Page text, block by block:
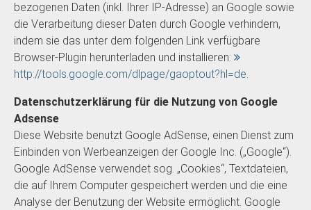
bezogenen Daten (inkl. Ihrer IP-Adresse) an Google sowie
die Verarbeitung dieser Daten durch Google verhindern,
indem sie das unter dem folgenden Link verfügbare
Browser-Plugin herunterladen und installieren:
http://tools.google.com/dlpage/gaoptout?hl=de.
Datenschutzerklärung für die Nutzung von Google
Adsense
Diese Website benutzt Google AdSense, einen Dienst zum
Einbinden von Werbeanzeigen der Google Inc. („Google“).
Google AdSense verwendet sog. „Cookies“, Textdateien,
die auf Ihrem Computer gespeichert werden und die eine
Analyse der Benutzung der Website ermöglicht. Google